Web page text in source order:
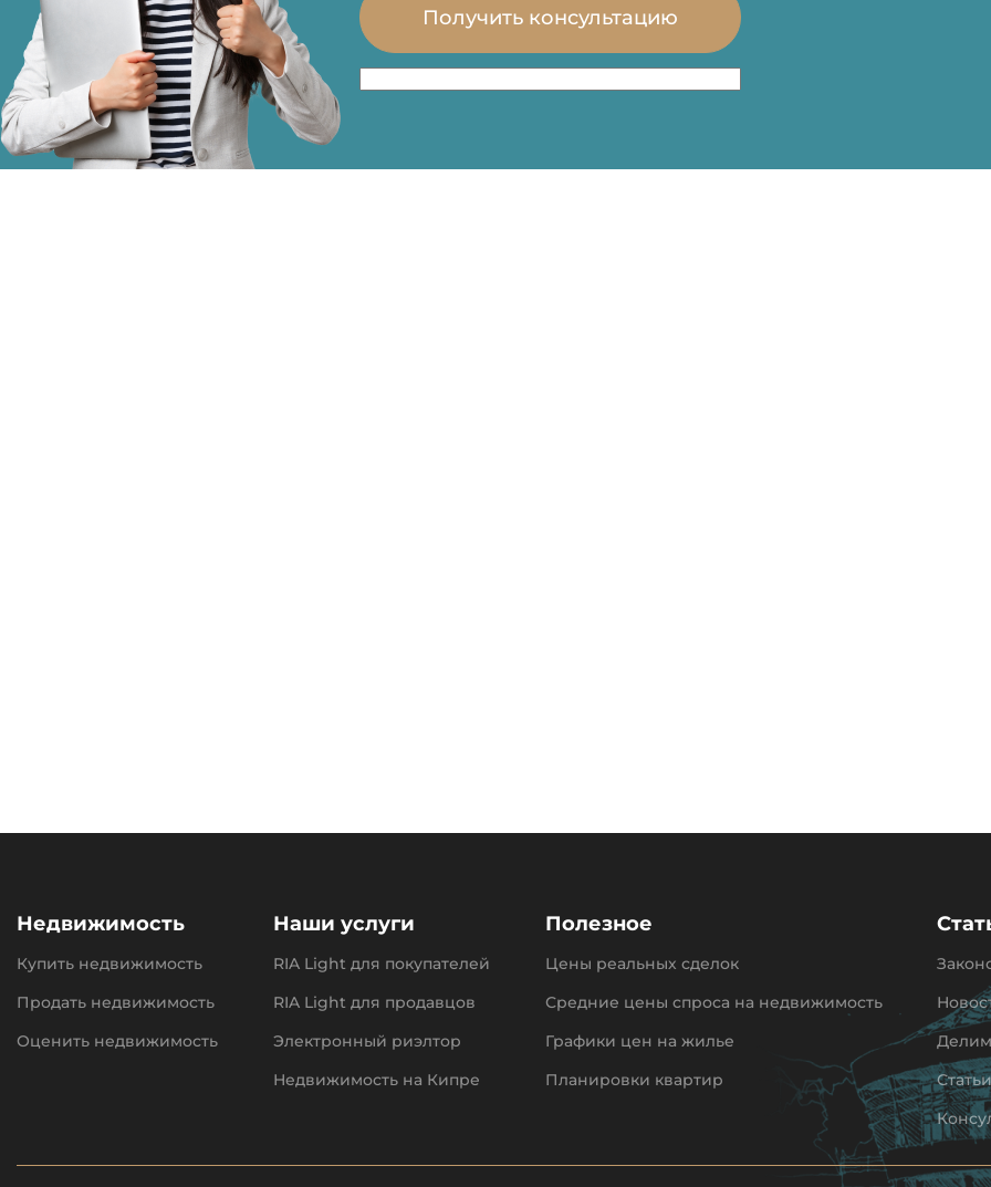
Недвижимость
Купить недвижимость
Продать недвижимость
Оценить недвижимость
Наши услуги
RIA Light для покупателей
RIA Light для продавцов
Электронный риэлтор
Недвижимость на Кипре
Полезное
Цены реальных сделок
Средние цены спроса на недвижимость
Графики цен на жилье
Планировки квартир